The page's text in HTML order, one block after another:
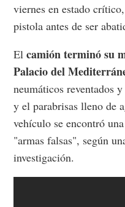
viernes en estado
pistola antes de ser
Elcamión terminó su
Palacio del
neumáticos reventados
y el parabrisas lleno de
vehículo se encontró
"armas falsas", según
investigación.